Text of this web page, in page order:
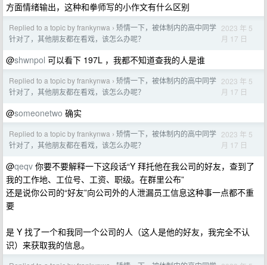
方面情绪输出，这种和拳师写的小作文有什么区别
Replied to a topic by frankynwa › 矫情一下，被体制内的高中同学
针对了，其他朋友都在看戏，该怎么办呢？
2023 年 5
月 17 日
@shwnpol 可以看下 197L ，我都不知道查我的人是谁
Replied to a topic by frankynwa › 矫情一下，被体制内的高中同学
针对了，其他朋友都在看戏，该怎么办呢？
2023 年 5
月 17 日
@someonetwo 确实
Replied to a topic by frankynwa › 矫情一下，被体制内的高中同学
针对了，其他朋友都在看戏，该怎么办呢？
2023 年 5
月 17 日
@qeqv 你要不要解释一下这段话“Y 拜托他在我公司的好友，查到了
我的工作地、工位号、工资、职级。在群里公布”
还是说你公司的“好友”向公司外的人泄漏员工信息这种事一点都不重
要
是 Y 找了一个和我同一个公司的人（这人是他的好友，我完全不认
识）来获取我的信息。